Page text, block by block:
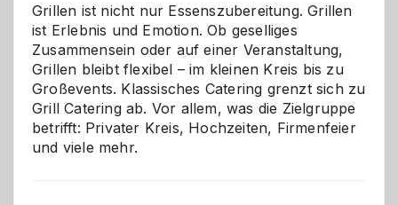
Grillen ist nicht nur Essenszubereitung. Grillen
ist Erlebnis und Emotion. Ob geselliges
Zusammensein oder auf einer Veranstaltung,
Grillen bleibt flexibel – im kleinen Kreis bis zu
Großevents. Klassisches Catering grenzt sich zu
Grill Catering ab. Vor allem, was die Zielgruppe
betrifft: Privater Kreis, Hochzeiten, Firmenfeier
und viele mehr.